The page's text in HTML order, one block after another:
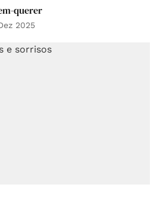
querer
2025